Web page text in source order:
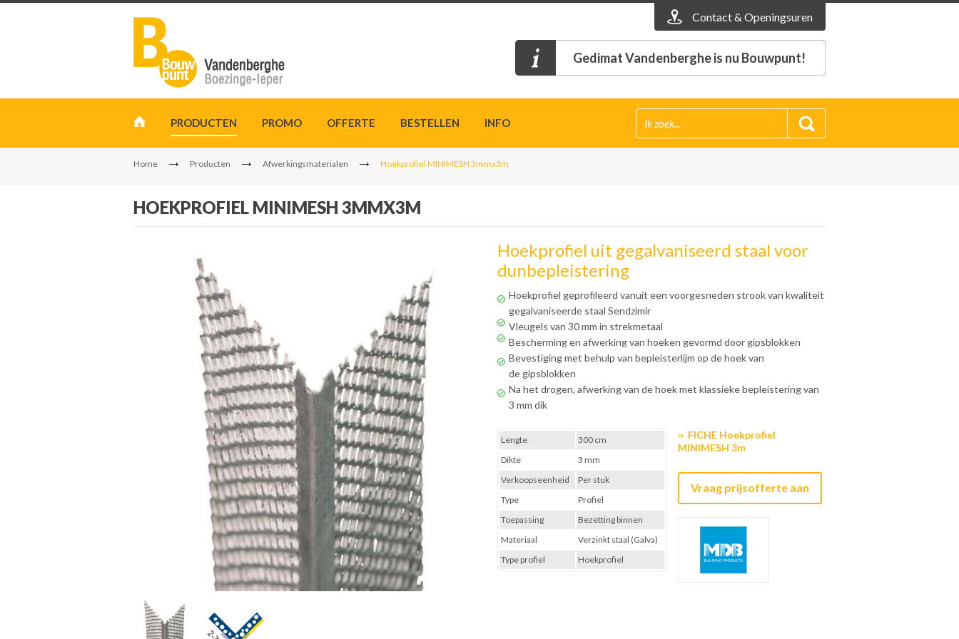
Contact & Openingsuren
Gedimat Vandenberghe is nu Bouwpunt!
PRODUCTEN PROMO OFFERTE BESTELLEN INFO
Home Producten Afwerkingsmaterialen Hoekprofiel MINIMESH 3mmx3m
HOEKPROFIEL MINIMESH 3MMX3M
Hoekprofiel uit gegalvaniseerd staal voor
dunbepleistering
Hoekprofiel geprofileerd vanuit een voorgesneden strook van kwaliteit
gegalvaniseerde staal Sendzimir
Vleugels van 30 mm in strekmetaal
Bescherming en afwerking van hoeken gevormd door gipsblokken
Bevestiging met behulp van bepleisterlijm op de hoek van
de gipsblokken
Na het drogen, afwerking van de hoek met klassieke bepleistering van
3 mm dik
FICHE Hoekprofiel
MINIMESH 3m
Vraag prijsofferte aan
Lengte
300 cm
Dikte
3 mm
Verkoopseenheid
Per stuk
Type
Profiel
Toepassing
Bezetting binnen
Materiaal
Verzinkt staal (Galva)
Type profiel
Hoekprofiel